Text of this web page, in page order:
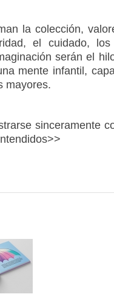
la colección,
el cuidado,
serán el
mente infantil,
mayores.
sinceramente